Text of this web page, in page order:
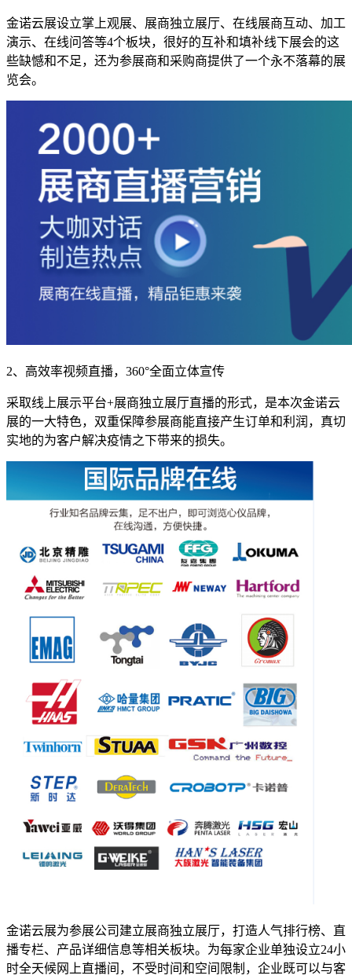
金诺云展设立掌上观展、展商独立展厅、在线展商互动、加工
演示、在线问答等4个板块，很好的互补和填补线下展会的这
些缺憾和不足，还为参展商和采购商提供了一个永不落幕的展
览会。
2、高效率视频直播，360°全面立体宣传
采取线上展示平台+展商独立展厅直播的形式，是本次金诺云
展的一大特色，双重保障参展商能直接产生订单和利润，真切
实地的为客户解决疫情之下带来的损失。
金诺云展为参展公司建立展商独立展厅，打造人气排行榜、直
播专栏、产品详细信息等相关板块。为每家企业单独设立24小
时全天候网上直播间，不受时间和空间限制，企业既可以与客